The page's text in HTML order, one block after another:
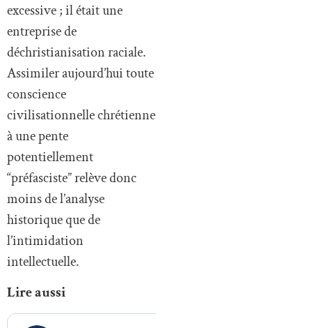
excessive ; il était une
entreprise de
déchristianisation raciale.
Assimiler aujourd’hui toute
conscience
civilisationnelle chrétienne
à une pente
potentiellement
“préfasciste” relève donc
moins de l’analyse
historique que de
l’intimidation
intellectuelle.
Lire aussi